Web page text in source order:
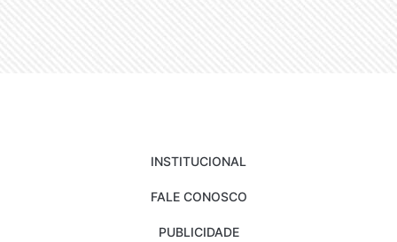
INSTITUCIONAL
FALE CONOSCO
PUBLICIDADE